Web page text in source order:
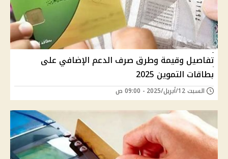
تفاصيل وقيمة وطرق صرف الدعم الإضافي على
بطاقات التموين 2025
السبت 12/أبريل/2025 - 09:00 ص